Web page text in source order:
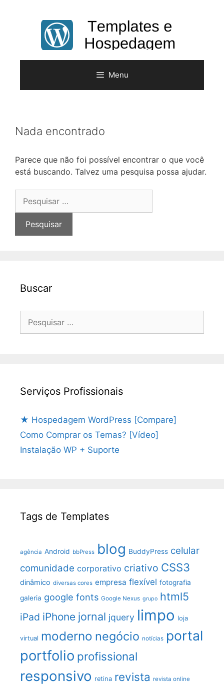
Menu
Nada encontrado
Parece que não foi possível encontrar o que você
está buscando. Talvez uma pesquisa possa ajudar.
por:
Buscar
Serviços Profissionais
★ Hospedagem WordPress [Compare]
Como Comprar os Temas? [Vídeo]
Instalação WP + Suporte
Tags de Templates
agência Android bbPress blog BuddyPress celular
comunidade corporativo criativo CSS3
dinâmico diversas cores empresa flexível fotografia
galeria google fonts Google Nexus grupo html5
iPad iPhone jornal jquery limpo loja
virtual moderno negócio notícias portal
portfolio profissional
responsivo retina revista revista online